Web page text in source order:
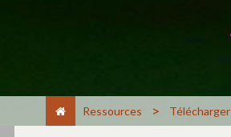
Ressources > Télécharger